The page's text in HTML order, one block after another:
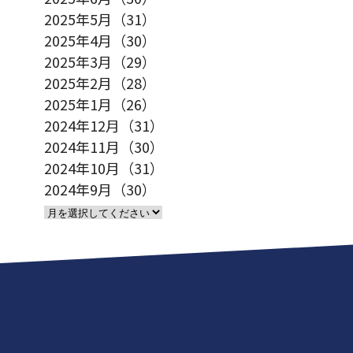
2025年5月（31）
2025年4月（30）
2025年3月（29）
2025年2月（28）
2025年1月（26）
2024年12月（31）
2024年11月（30）
2024年10月（31）
2024年9月（30）